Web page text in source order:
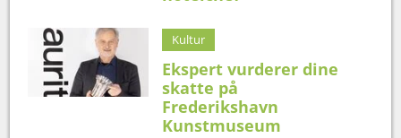
Kultur
Ekspert vurderer dine
skatte på
Frederikshavn
Kunstmuseum